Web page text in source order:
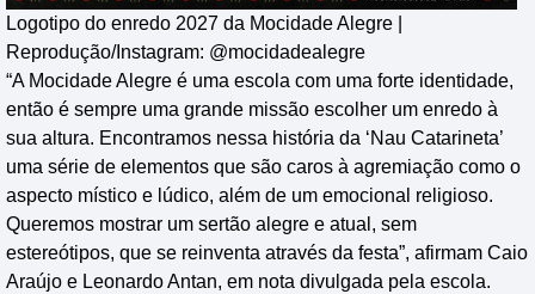
Logotipo do enredo 2027 da Mocidade Alegre |
Reprodução/Instagram: @mocidadealegre
“A Mocidade Alegre é uma escola com uma forte identidade,
então é sempre uma grande missão escolher um enredo à
sua altura. Encontramos nessa história da ‘Nau Catarineta’
uma série de elementos que são caros à agremiação como o
aspecto místico e lúdico, além de um emocional religioso.
Queremos mostrar um sertão alegre e atual, sem
estereótipos, que se reinventa através da festa”, afirmam Caio
Araújo e Leonardo Antan, em nota divulgada pela escola.